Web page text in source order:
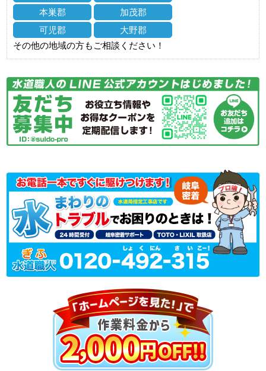
本巣郡
加茂郡
可児郡
大野郡
その他の地域の方もご相談ください！